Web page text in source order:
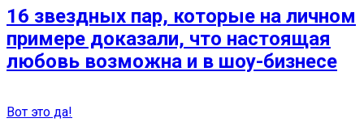
16 звездных пар, которые на личном
примере доказали, что настоящая
любовь возможна и в шоу-бизнесе
Вот это да!